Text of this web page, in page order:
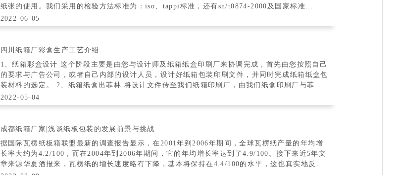
纸张的使用。我们采用的检验方法标准为：iso、tappi标准，还有sn/t0874-2000及国家标准
gb/t1541尘
2022-06-05
四川纸箱厂彩盒生产工艺介绍
1、纸箱彩盒设计 这个阶段主要是由您与设计师及纸箱纸盒印刷厂来协调完成，首先由您按照自己
的要求与广告公司，或者自己内部的设计人员，设计好纸箱包装印刷文件，并同时完成纸箱纸盒包
装材料的选定。 2、纸箱纸盒出菲林 将设计文件传至我们纸箱印刷厂，由我们纸盒印刷厂与菲林
公司出菲林。 3、纸箱彩盒印刷 我们
2022-05-04
成都纸箱厂家|浅谈纸板包装的发展前景与挑战
据国际瓦楞纸板箱联盟最新的调查报告显示，在2001年到2006年期间，全球瓦楞纸产量的年均增
长率大约为4.2/100，而在2004年到2006年期间，它的年均增长率达到了4.9/100。接下来近5年文
章来源华夏酒报来，瓦楞纸的增长速度略有下降，基本将保持在4.4/100的水平，这也真实地反应